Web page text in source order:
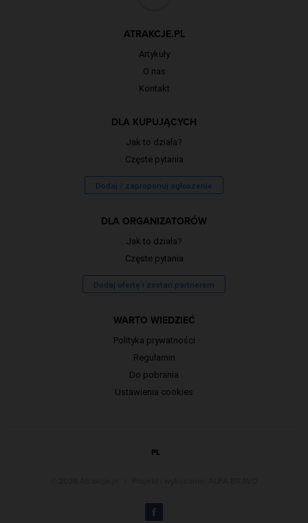
ATRAKCJE.PL
Artykuły
O nas
Kontakt
DLA KUPUJĄCYCH
Jak to działa?
Częste pytania
Dodaj / zaproponuj ogłoszenie
DLA ORGANIZATORÓW
Jak to działa?
Częste pytania
Dodaj ofertę i zostań partnerem
WARTO WIEDZIEĆ
Polityka prywatności
Regulamin
Do pobrania
Ustawienia cookies
PL